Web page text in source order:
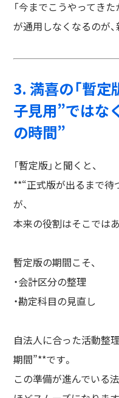
「今までこうやってきた
が通用しなくなるのが
3. 満喜の「暫定
子見用”ではな
の時間”
「暫定版」と聞くと、
**“正式版が出るまで待
が、
本来の役割はそこでは
暫定版の期間こそ、
・会計区分の整理
・勘定科目の見直し
自法人に合った活動整
期間”**です。
この準備が進んでいる